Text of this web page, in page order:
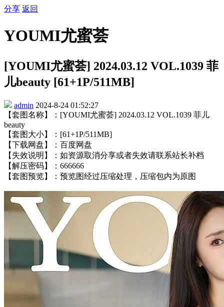
分享 返回
YOUMI尤蜜荟
[YOUMI尤蜜荟] 2024.03.12 VOL.1039 菲
儿beauty [61+1P/511MB]
admin 2024-8-24 01:52:27
【套图名称】：[YOUMI尤蜜荟] 2024.03.12 VOL.1039 菲儿
beauty
【套图大小】：[61+1P/511MB]
【下载网盘】：百度网盘
【失效说明】：如资源取消分享或者失效请联系站长补档
【解压密码】：666666
【套图预览】：预览图经过压缩处理，压缩包内为原图